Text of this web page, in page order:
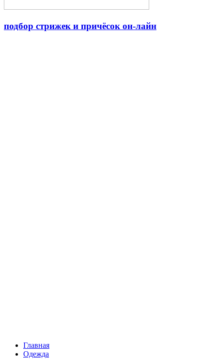
подбор стрижек и причёсок он-лайн
Главная
Одежда